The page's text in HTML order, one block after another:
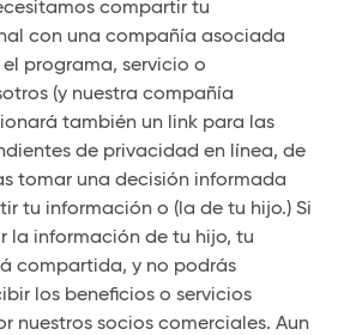
compartir tu
con una compañía asociada
programa, servicio o
(y nuestra compañía
también un link para las
de privacidad en línea, de
tomar una decisión informada
tu información o (la de tu hijo.) Si
la información de tu hijo, tu
compartida, y no podrás
los beneficios o servicios
nuestros socios comerciales. Aun